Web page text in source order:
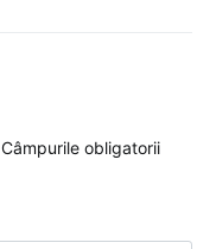
Câmpurile obligatorii